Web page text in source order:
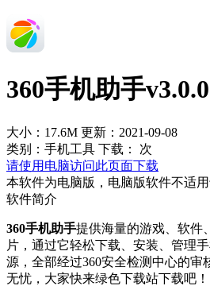
360手机助手
大小：17.6M 更新：2021-09-08
类别：手机工具 下载：
次
请使用电脑访问此页面下载
本软件为电脑版，电脑版软件不适用
软件简介
360手机助手提供海量的游戏、软件
片，通过它轻松下载、安装、管理
源，全部经过360安全检测中心的审
无忧，大家快来绿色下载站下载吧！